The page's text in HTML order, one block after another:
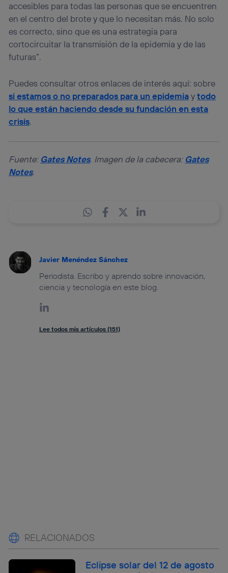
accesibles para todas las personas que se encuentren
en el centro del brote y que lo necesitan más. No solo
es correcto, sino que es una estrategia para
cortocircuitar la transmisión de la epidemia y de las
futuras”.
Puedes consultar otros enlaces de interés aquí: sobre
si estamos o no preparados para un epidemiaytodo
lo que están haciendo desde su fundación en esta
crisis.
Fuente: Gates Notes. Imagen de la cabecera: Gates
Notes.
Javier Menéndez Sánchez
Periodista. Escribo y aprendo sobre innovación,
ciencia y tecnología en este blog.
Lee todos mis artículos (151)
RELACIONADOS
Eclipse solar del 12 de agosto